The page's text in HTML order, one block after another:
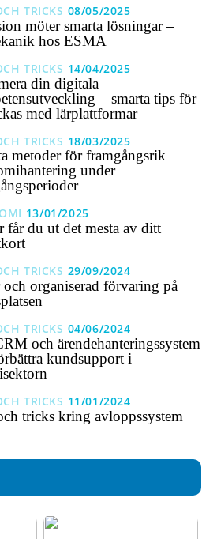
TRICKS 08/05/2025
möter smarta lösningar –
hos ESMA
TRICKS 14/04/2025
din digitala
– smarta tips för
med lärplattformar
TRICKS 18/03/2025
metoder för framgångsrik
under
13/01/2025
får du ut det mesta av ditt
TRICKS 29/09/2024
och organiserad förvaring på
TRICKS 04/06/2024
och ärendehanteringssystem
kundsupport i
TRICKS 11/01/2024
tricks kring avloppssystem